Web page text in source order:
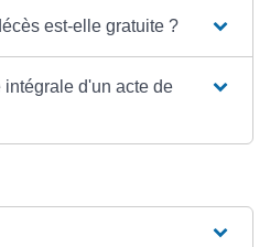
est-elle gratuite ?
d'un acte de